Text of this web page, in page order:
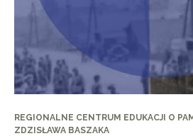
REGIONALNE CENTRUM EDUKACJI O
ZDZISŁAWA BASZAKA